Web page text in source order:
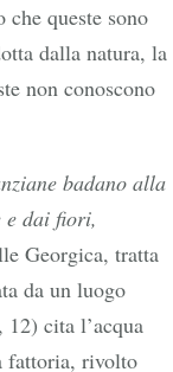
queste sono
dalla natura, la
non conoscono
badano alla
e dai fiori,
Georgica, tratta
da un luogo
cita l’acqua
fattoria, rivolto